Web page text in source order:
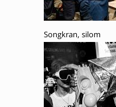
Songkran, silom